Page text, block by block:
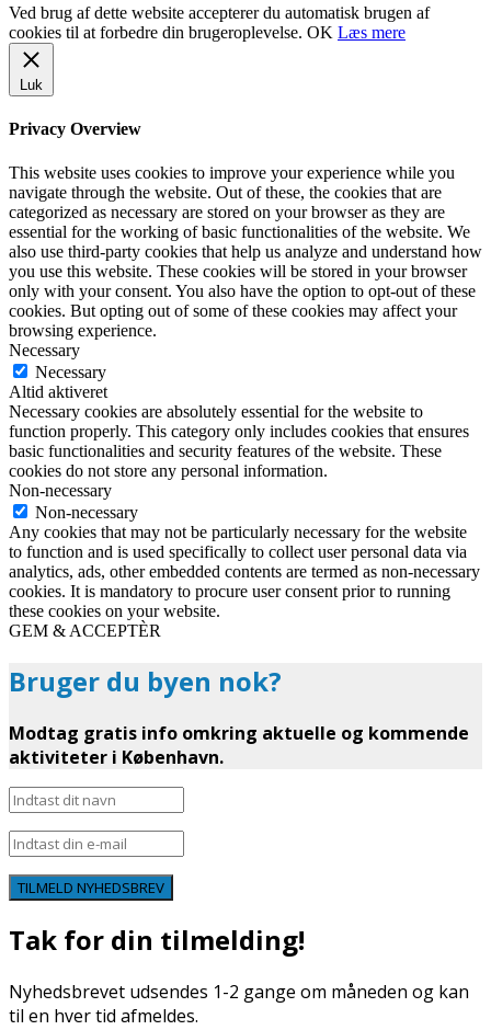
Ved brug af dette website accepterer du automatisk brugen af
cookies til at forbedre din brugeroplevelse. OK Læs mere
Luk
Privacy Overview
This website uses cookies to improve your experience while you
navigate through the website. Out of these, the cookies that are
categorized as necessary are stored on your browser as they are
essential for the working of basic functionalities of the website. We
also use third-party cookies that help us analyze and understand how
you use this website. These cookies will be stored in your browser
only with your consent. You also have the option to opt-out of these
cookies. But opting out of some of these cookies may affect your
browsing experience.
Necessary
Necessary
Altid aktiveret
Necessary cookies are absolutely essential for the website to
function properly. This category only includes cookies that ensures
basic functionalities and security features of the website. These
cookies do not store any personal information.
Non-necessary
Non-necessary
Any cookies that may not be particularly necessary for the website
to function and is used specifically to collect user personal data via
analytics, ads, other embedded contents are termed as non-necessary
cookies. It is mandatory to procure user consent prior to running
these cookies on your website.
GEM & ACCEPTÈR
Bruger du byen nok?
Modtag gratis info omkring aktuelle og kommende
aktiviteter i København.
TILMELD NYHEDSBREV
Tak for din tilmelding!
Nyhedsbrevet udsendes 1-2 gange om måneden og kan
til en hver tid afmeldes.